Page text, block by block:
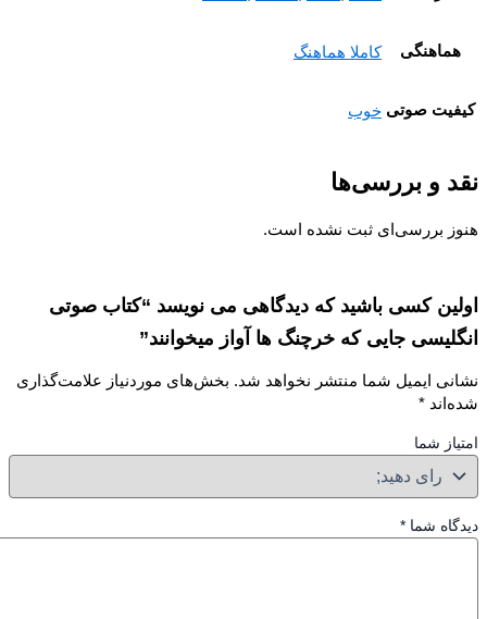
کاملا هماهنگ
صوتی خوب
و بررسی‌ها
بررسی‌ای ثبت نشده است.
کسی باشید که دیدگاهی می نویسد “کتاب صوتی
جایی که خرچنگ ها آواز میخوانند”
ایمیل شما منتشر نخواهد شد. بخش‌های موردنیاز علامت‌گذاری
*
شما
شما *